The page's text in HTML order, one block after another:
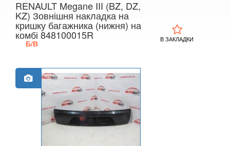
KIA
LANCIA
LEXUS
MASERATI
RENAULT Megane III (BZ, DZ,
KZ) Зовнішня накладка на
кришку багажника (нижня) на
комбі 848100015R
Б/В В ЗАКЛАДКИ